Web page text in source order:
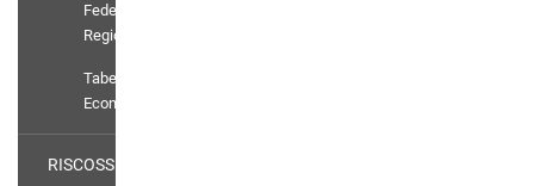
Federazioni
Regionali
Tabelle
Economiche
RISCOSSIONE